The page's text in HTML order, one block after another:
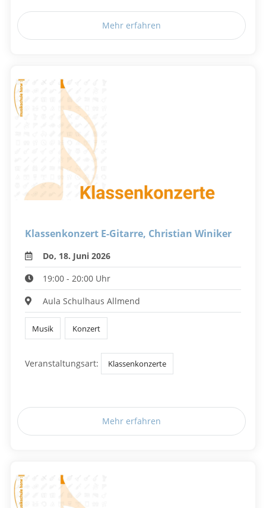
Mehr erfahren
Klassenkonzert E-Gitarre, Christian Winiker
Do, 18. Juni 2026
19:00 - 20:00 Uhr
Aula Schulhaus Allmend
Musik Konzert
Veranstaltungsart: Klassenkonzerte
Mehr erfahren